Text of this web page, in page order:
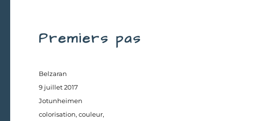
Premiers pas
Auteur
Belzaran
Publié
le
9 juillet 2017
Catégories
Jotunheimen
Étiquettes
colorisation,couleur,